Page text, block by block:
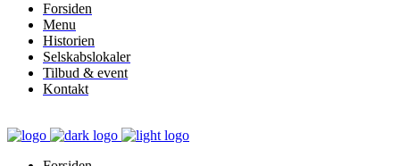
Forsiden
Menu
Historien
Selskabslokaler
Tilbud & event
Kontakt